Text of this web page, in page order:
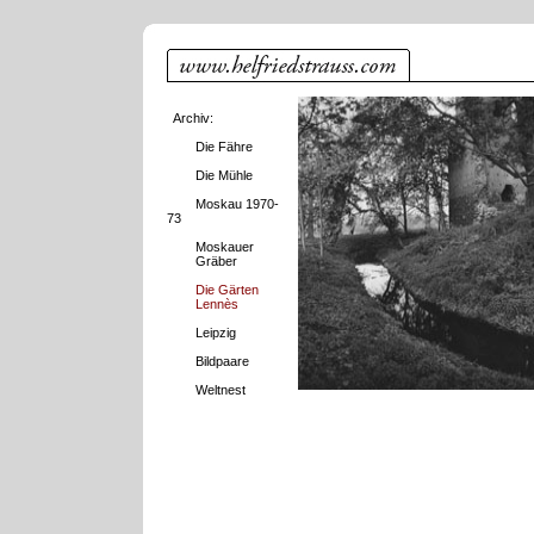
Archiv:
Die Fähre
Die Mühle
Moskau 1970-
73
Moskauer
Gräber
Die Gärten
Lennès
Leipzig
Bildpaare
Weltnest